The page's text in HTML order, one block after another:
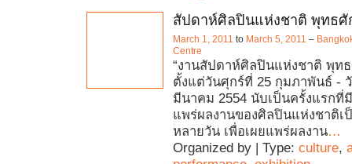
สัปดาห์ศิลปินแห่งชาติ พุทธศั
March 1, 2011 to March 5, 2011 –
Centre
“งานสัปดาห์ศิลปินแห่งชาติ พุท
ตั้งแต่วันศุกร์ที่ 25 กุมภาพันธ์ -
มีนาคม 2554 นับเป็นครั้งแรกที่
แพร่ผลงานของศิลปินแห่งชาติเ
หลายวัน เพื่อเผยแพร่ผลงาน…
Organized by | Type: culture,